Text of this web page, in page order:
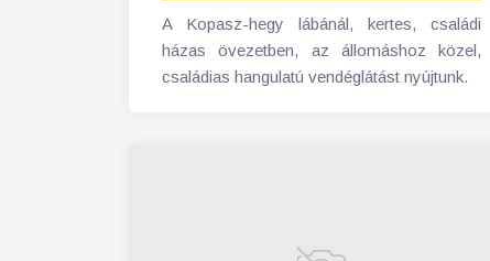
A Kopasz-hegy lábánál, kertes, családi
házas övezetben, az állomáshoz közel,
családias hangulatú vendéglátást nyújtunk.